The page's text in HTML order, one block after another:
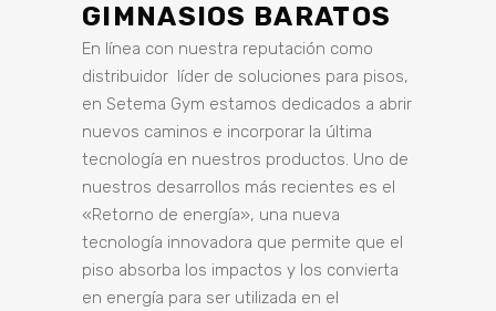
GIMNASIOS BARATOS
En línea con nuestra reputación como
distribuidor líder de soluciones para pisos,
en Setema Gym estamos dedicados a abrir
nuevos caminos e incorporar la última
tecnología en nuestros productos. Uno de
nuestros desarrollos más recientes es el
«Retorno de energía», una nueva
tecnología innovadora que permite que el
piso absorba los impactos y los convierta
en energía para ser utilizada en el